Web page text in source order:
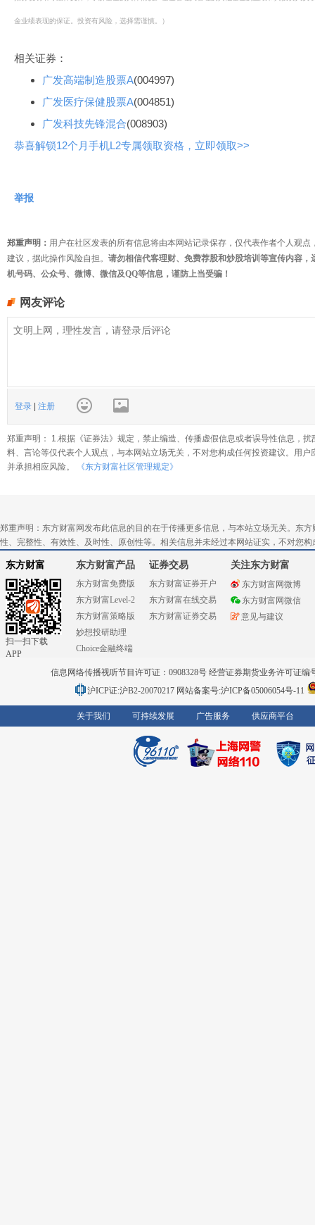
金业绩表现的保证。投资有风险，选择需谨慎。）
相关证券：
广发高端制造股票A(004997)
广发医疗保健股票A(004851)
广发科技先锋混合(008903)
恭喜解锁12个月手机L2专属领取资格，立即领取>>
举报
郑重声明： 用户在社区发表的所有信息将由本网站记录保存，仅代表作者个人观
建议，据此操作风险自担。 请勿相信代客理财、免费荐股和炒股培训等宣传内容
机号码、公众号、微博、微信及QQ等信息，谨防上当受骗！
网友评论
登录 注册
郑重声明： 1.根据《证券法》规定，禁止编造、传播虚假信息或者误导性信息，
料、言论等仅代表个人观点，与本网站立场无关，不对您构成任何投资建议。用
并承担相应风险。
《东方财富社区管理规定》
郑重声明：东方财富网发布此信息的目的在于传播更多信息，与本站立场无关。东
性、完整性、有效性、及时性、原创性等。相关信息并未经过本网站证实，不对您
东方财富
扫一扫下载
APP
东方财富产品
东方财富免费版
东方财富Level-2
东方财富策略版
妙想投研助理
Choice金融终端
证券交易
东方财富证券开户
东方财富在线交易
东方财富证券交易
关注东方财富
东方财富网微博
东方财富网微信
意见与建议
信息网络传播视听节目许可证：0908328号 经营证券期货业务许可证编
沪ICP证:沪B2-20070217 网站备案号:沪ICP备05006054号-11
关于我们 可持续发展 广告服务 供应商平台